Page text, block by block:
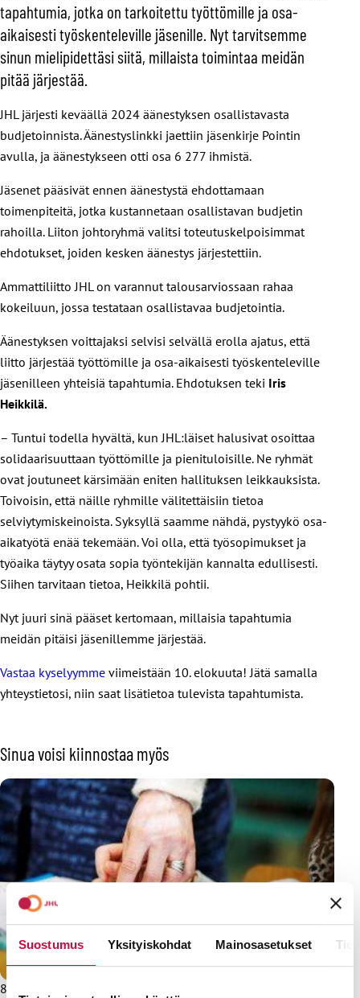
Suostumus Yksityiskohdat Mainosasetukset
tapahtumia, jotka on tarkoitettu työttömille ja osa-
aikaisesti työskenteleville jäsenille. Nyt tarvitsemme
sinun mielipidettäsi siitä, millaista toimintaa meidän
pitää järjestää.
JHL järjesti keväällä 2024 äänestyksen osallistavasta
budjetoinnista. Äänestyslinkki jaettiin jäsenkirje Pointin
avulla, ja äänestykseen otti osa 6 277 ihmistä.
Jäsenet pääsivät ennen äänestystä ehdottamaan
toimenpiteitä, jotka kustannetaan osallistavan budjetin
rahoilla. Liiton johtoryhmä valitsi toteutuskelpoisimmat
ehdotukset, joiden kesken äänestys järjestettiin.
Ammattiliitto JHL on varannut talousarviossaan rahaa
kokeiluun, jossa testataan osallistavaa budjetointia.
Äänestyksen voittajaksi selvisi selvällä erolla ajatus, että
liitto järjestää työttömille ja osa-aikaisesti työskenteleville
jäsenilleen yhteisiä tapahtumia. Ehdotuksen teki Iris
Heikkilä.
– Tuntui todella hyvältä, kun JHL:läiset halusivat osoittaa
solidaarisuuttaan työttömille ja pienituloisille. Ne ryhmät
ovat joutuneet kärsimään eniten hallituksen leikkauksista.
Toivoisin, että näille ryhmille välitettäisiin tietoa
selviytymiskeinoista. Syksyllä saamme nähdä, pystyykö osa-
aikatyötä enää tekemään. Voi olla, että työsopimukset ja
työaika täytyy osata sopia työntekijän kannalta edullisesti.
Siihen tarvitaan tietoa, Heikkilä pohtii.
Nyt juuri sinä pääset kertomaan, millaisia tapahtumia
meidän pitäisi jäsenillemme järjestää.
Vastaa kyselyymme viimeistään 10. elokuuta! Jätä samalla
yhteystietosi, niin saat lisätietoa tulevista tapahtumista.
Sinua voisi kiinnostaa myös
8.3.2024